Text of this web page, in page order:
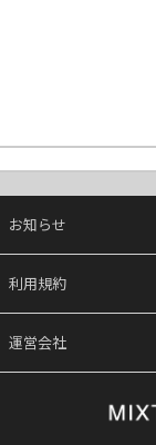
お知らせ
利用規約
運営会社